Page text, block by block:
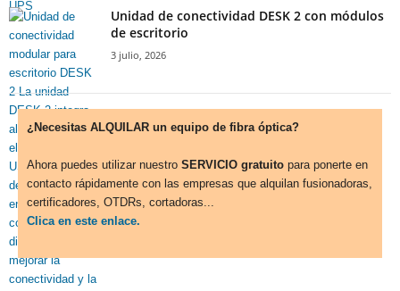
Unidad de conectividad DESK 2 con módulos
de escritorio
3 julio, 2026
¿Necesitas ALQUILAR un equipo de fibra óptica?
Ahora puedes utilizar nuestro SERVICIO gratuito para ponerte en
contacto rápidamente con las empresas que alquilan fusionadoras,
certificadores, OTDRs, cortadoras...
Clica en este enlace.